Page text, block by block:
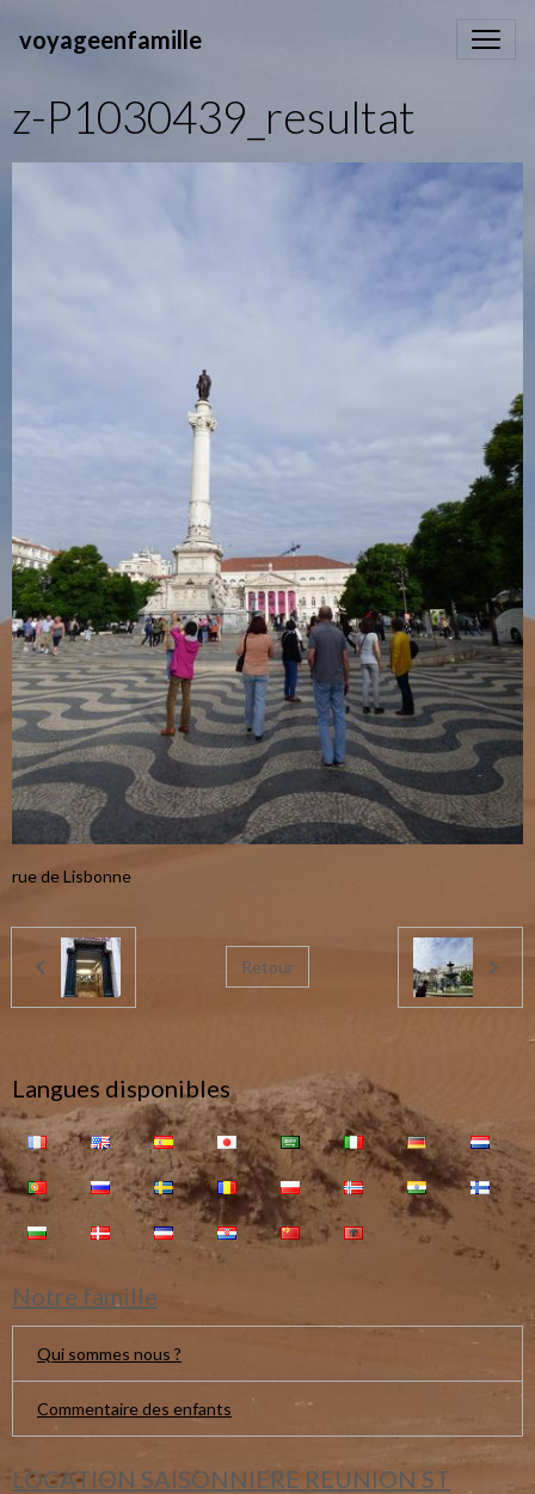
voyageenfamille
z-P1030439_resultat
rue de Lisbonne
Retour
Langues disponibles
Notre famille
Qui sommes nous ?
Commentaire des enfants
LOCATION SAISONNIERE REUNION ST